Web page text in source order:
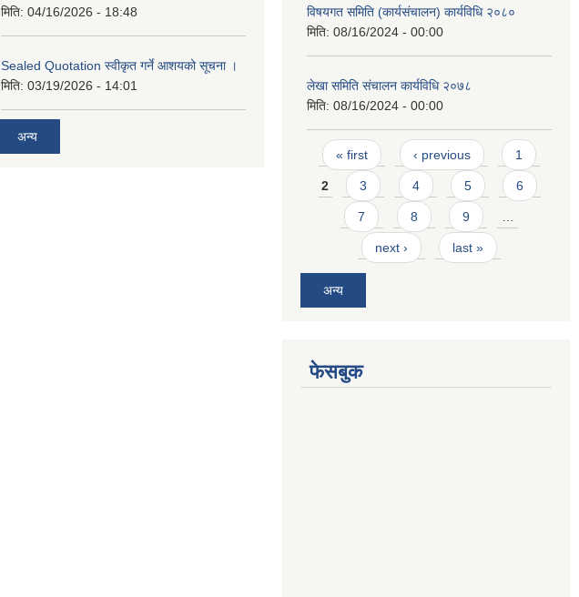
मिति: 04/16/2026 - 18:48
Sealed Quotation स्वीकृत गर्ने आशयको सूचना ।
मिति: 03/19/2026 - 14:01
अन्य
विषयगत समिति (कार्यसंचालन) कार्यविधि २०८०
मिति: 08/16/2024 - 00:00
लेखा समिति संचालन कार्यविधि २०७८
मिति: 08/16/2024 - 00:00
Pages
« first ‹ previous 1
2 3 4 5 6
7 8 9 …
next › last »
अन्य
फेसबुक